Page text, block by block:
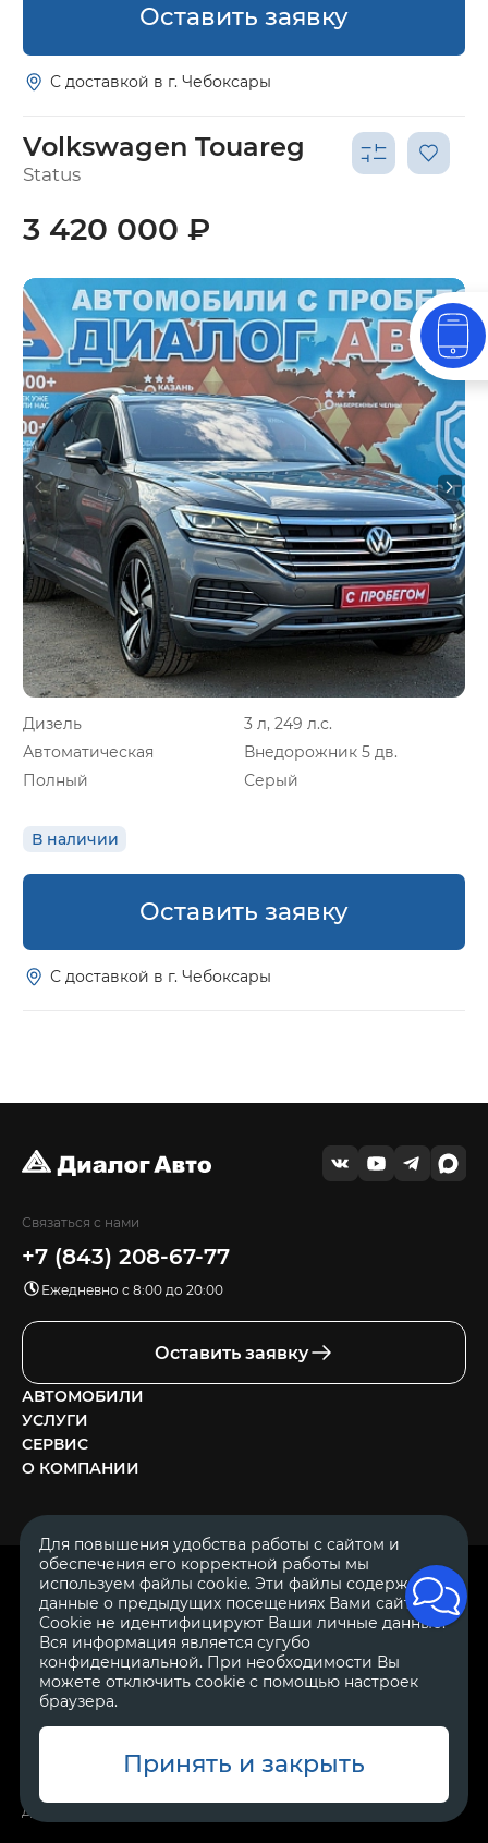
Оставить заявку
С доставкой в г. Чебоксары
Volkswagen Touareg
Status
Дизель
3 л, 249 л.с.
Автоматическая
Внедорожник 5 дв.
Полный
Серый
В наличии
3 420 000 ₽
Оставить заявку
С доставкой в г. Чебоксары
Связаться с нами
+7 (843) 208-67-77
Ежедневно с 8:00 до 20:00
Оставить заявку
АВТОМОБИЛИ
УСЛУГИ
СЕРВИС
О КОМПАНИИ
© 2007—2026 «Диалог Авто» — автосалон. Все права защищены.
Обращаем Ваше внимание на то, что данный Интернет-сайт
носит исключительно информационный характер и ни при
каких условиях не является публичной офертой, определяемой
положениями Статьи 437 Гражданского Кодекса Российской
Федерации.Для получения подробной информации о
продажам автосалонов Диалог Авто. Для получения
страховании, техническом обслуживании и ремонте
автомобилей, запасных частях, дополнительном оборудовании,
аксессуарах также обращайтесь к специалистам автосалонов
Диалог Авто.
ОГРН 1111644005153
ИНН 1644062657
Для повышения удобства работы с сайтом и
обеспечения его корректной работы мы
используем файлы cookie. Эти файлы содержат
данные о предыдущих посещениях Вами сайта.
Cookie не идентифицируют Ваши личные данные.
Вся информация является сугубо
конфиденциальной. При необходимости Вы
можете отключить cookie с помощью настроек
браузера.
Принять и закрыть